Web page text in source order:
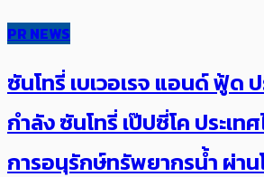
PR NEWS
ซันโทรี่ เบเวอเรจ แอนด์ ฟู้ด
กำลัง ซันโทรี่ เป๊ปซี่โค ประเท
การอนุรักษ์ทรัพยากรน้ำ ผ่าน